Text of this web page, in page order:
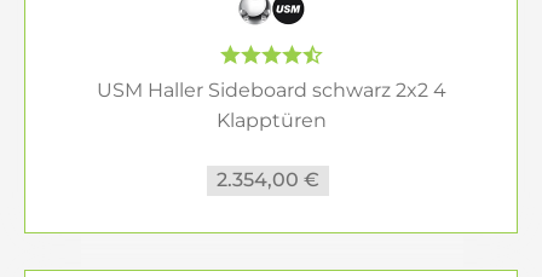
USM Haller Sideboard schwarz 2x2 4
Klapptüren
2.354,00 €